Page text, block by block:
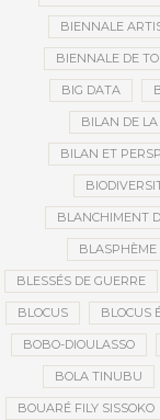
BIENNALE
BIENNALE DE
BIG DATA
BILAN DE
BILAN ET
BLANCHIMENT
BLASPHÈME
BLESSÉS DE GUERRE
BLOCUS BLOCUS
BOBO-DIOULASSO
BOLA TINUBU
BOUARÉ FILY SISSOKO